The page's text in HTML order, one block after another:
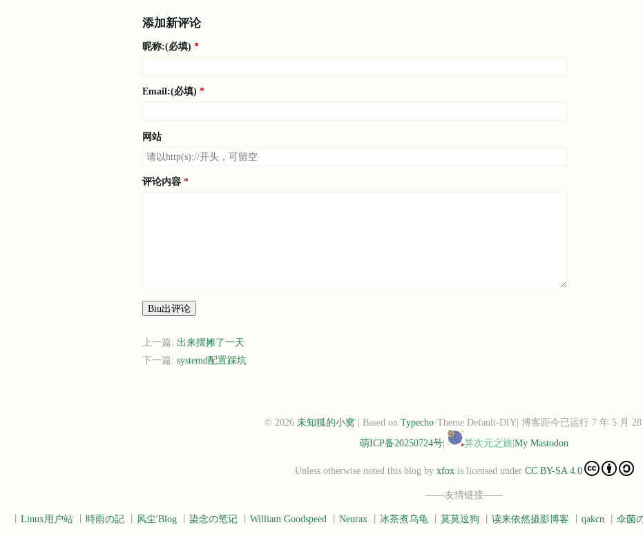
添加新评论
昵称:(必填)
Email:(必填)
网站
评论内容
Biu出评论
上一篇: 出来摆摊了一天
下一篇: systemd配置踩坑
© 2026 未知狐的小窝 | Based on Typecho·Theme Default-DIY| 博客距今已运行 7 年 5 月 28
萌ICP备20250724号| 异次元之旅|My Mastodon
Unless otherwise noted this blog by xfoxis licensed under CC BY-SA 4.0
——友情链接——
Linux用户站 時雨の記 风尘'Blog 染念の笔记 William Goodspeed Neurax 冰茶煮乌龟 莫莫逗狗 读来依然摄影博客 qakcn 伞菌